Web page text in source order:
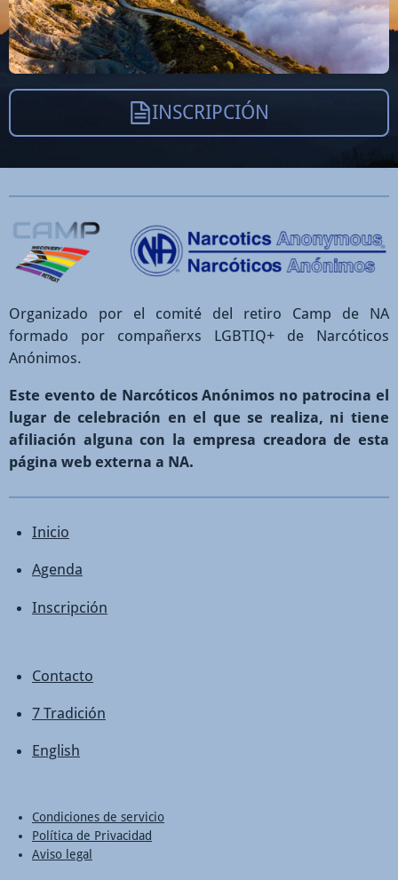
INSCRIPCIÓN
Organizado por el comité del retiro Camp de NA
formado por compañerxs LGBTIQ+ de Narcóticos
Anónimos.
Este evento de Narcóticos Anónimos no patrocina el
lugar de celebración en el que se realiza, ni tiene
afiliación alguna con la empresa creadora de esta
página web externa a NA.
Inicio
Agenda
Inscripción
Contacto
7 Tradición
English
Condiciones de servicio
Política de Privacidad
Aviso legal